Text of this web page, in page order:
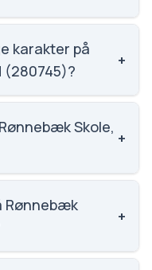
har 145 elever,
af 3143 skoler.
karakter på
+
for
Skole,
+
Telefon:
Skoleleder:
Rønnebæk
+
Næstved